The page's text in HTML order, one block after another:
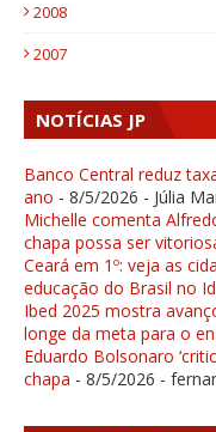
2008
2007
NOTÍCIAS JP
Banco Central reduz
ano - 8/5/2026 - Júlia
Michelle comenta
chapa possa ser
Ceará em 1º: veja as
educação do Brasil no
Ibed 2025 mostra
longe da meta para o
Eduardo Bolsonaro
chapa - 8/5/2026 -